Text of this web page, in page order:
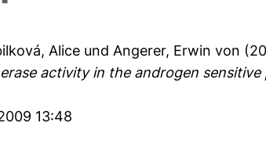
Alice undAngerer, Erwin von
activity in the androgen sensitive
13:48